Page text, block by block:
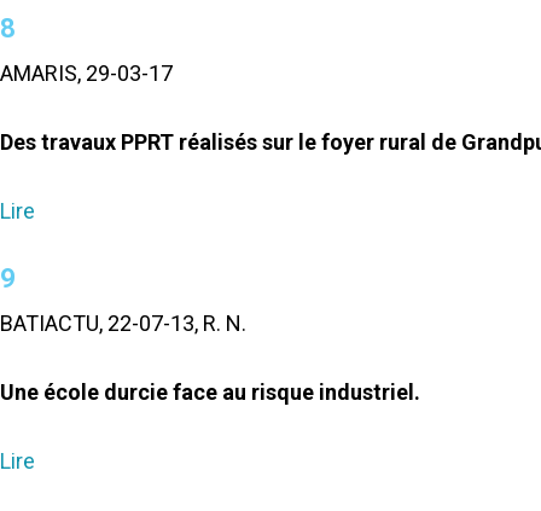
8
AMARIS, 29-03-17
Des travaux PPRT réalisés sur le foyer rural de
Lire
9
BATIACTU, 22-07-13, R. N.
Une école durcie face au risque industriel.
Lire